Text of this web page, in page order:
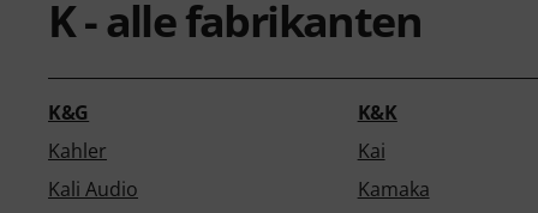
K - alle fabrikanten
K&G K&K
Kahler
Kai
Kali Audio
Kamaka